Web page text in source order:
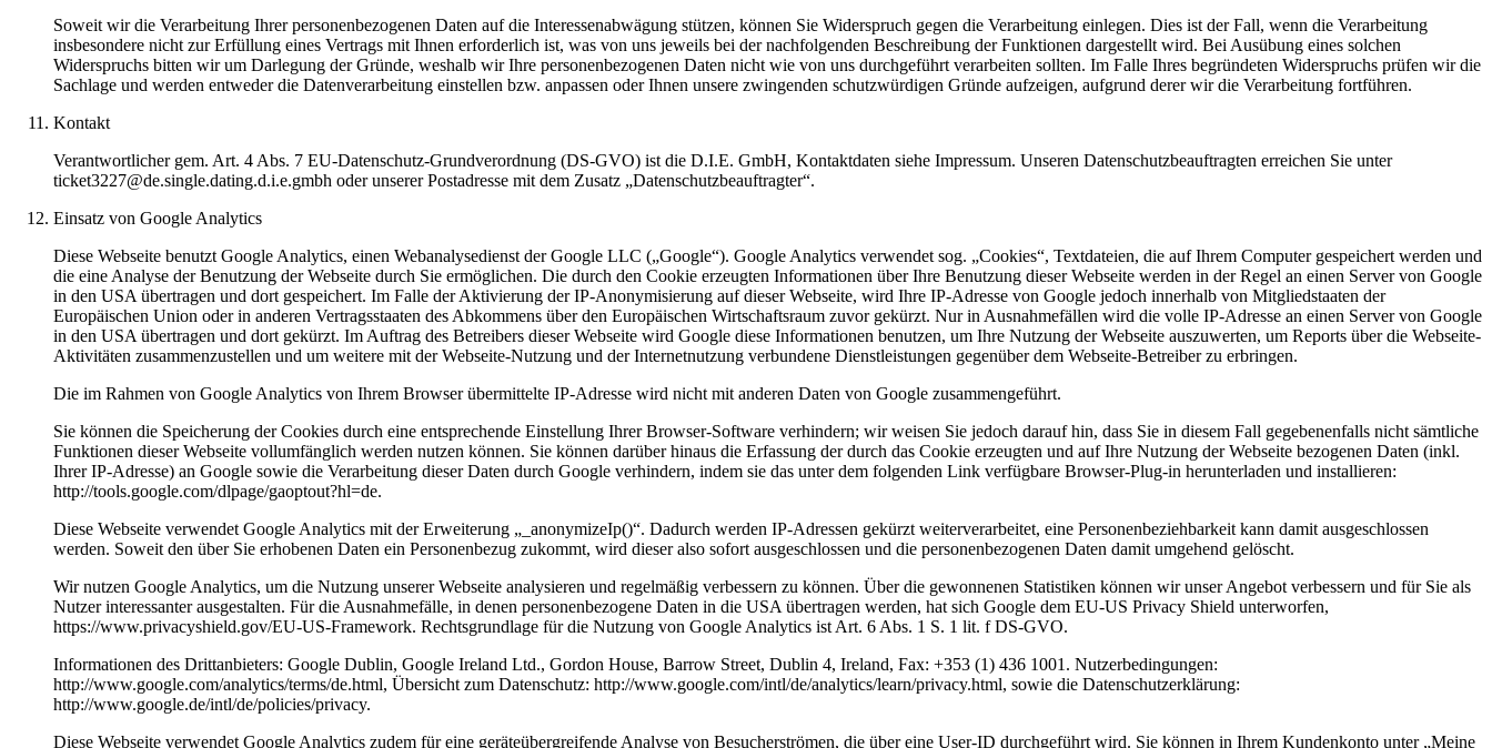
Soweit wir die Verarbeitung Ihrer personenbezogenen Daten auf die Interessenabwägung stützen, können Sie Widerspruch gegen die Verarbeitung einlegen. Dies ist der Fall, wenn die Verarbeitung
insbesondere nicht zur Erfüllung eines Vertrags mit Ihnen erforderlich ist, was von uns jeweils bei der nachfolgenden Beschreibung der Funktionen dargestellt wird. Bei Ausübung eines solchen
Widerspruchs bitten wir um Darlegung der Gründe, weshalb wir Ihre personenbezogenen Daten nicht wie von uns durchgeführt verarbeiten sollten. Im Falle Ihres begründeten Widerspruchs prüfen wir die
Sachlage und werden entweder die Datenverarbeitung einstellen bzw. anpassen oder Ihnen unsere zwingenden schutzwürdigen Gründe aufzeigen, aufgrund derer wir die Verarbeitung fortführen.
Kontakt
Verantwortlicher gem. Art. 4 Abs. 7 EU-Datenschutz-Grundverordnung (DS-GVO) ist die D.I.E. GmbH, Kontaktdaten siehe Impressum. Unseren Datenschutzbeauftragten erreichen Sie unter
ticket3227@de.single.dating.d.i.e.gmbh oder unserer Postadresse mit dem Zusatz „Datenschutzbeauftragter“.
Einsatz von Google Analytics
Diese Webseite benutzt Google Analytics, einen Webanalysedienst der Google LLC („Google“). Google Analytics verwendet sog. „Cookies“, Textdateien, die auf Ihrem Computer gespeichert werden und
die eine Analyse der Benutzung der Webseite durch Sie ermöglichen. Die durch den Cookie erzeugten Informationen über Ihre Benutzung dieser Webseite werden in der Regel an einen Server von Google
in den USA übertragen und dort gespeichert. Im Falle der Aktivierung der IP-Anonymisierung auf dieser Webseite, wird Ihre IP-Adresse von Google jedoch innerhalb von Mitgliedstaaten der
Europäischen Union oder in anderen Vertragsstaaten des Abkommens über den Europäischen Wirtschaftsraum zuvor gekürzt. Nur in Ausnahmefällen wird die volle IP-Adresse an einen Server von Google
in den USA übertragen und dort gekürzt. Im Auftrag des Betreibers dieser Webseite wird Google diese Informationen benutzen, um Ihre Nutzung der Webseite auszuwerten, um Reports über die Webseite-
Aktivitäten zusammenzustellen und um weitere mit der Webseite-Nutzung und der Internetnutzung verbundene Dienstleistungen gegenüber dem Webseite-Betreiber zu erbringen.
Die im Rahmen von Google Analytics von Ihrem Browser übermittelte IP-Adresse wird nicht mit anderen Daten von Google zusammengeführt.
Sie können die Speicherung der Cookies durch eine entsprechende Einstellung Ihrer Browser-Software verhindern; wir weisen Sie jedoch darauf hin, dass Sie in diesem Fall gegebenenfalls nicht sämtliche
Funktionen dieser Webseite vollumfänglich werden nutzen können. Sie können darüber hinaus die Erfassung der durch das Cookie erzeugten und auf Ihre Nutzung der Webseite bezogenen Daten (inkl.
Ihrer IP-Adresse) an Google sowie die Verarbeitung dieser Daten durch Google verhindern, indem sie das unter dem folgenden Link verfügbare Browser-Plug-in herunterladen und installieren:
http://tools.google.com/dlpage/gaoptout?hl=de.
Diese Webseite verwendet Google Analytics mit der Erweiterung „_anonymizeIp()“. Dadurch werden IP-Adressen gekürzt weiterverarbeitet, eine Personenbeziehbarkeit kann damit ausgeschlossen
werden. Soweit den über Sie erhobenen Daten ein Personenbezug zukommt, wird dieser also sofort ausgeschlossen und die personenbezogenen Daten damit umgehend gelöscht.
Wir nutzen Google Analytics, um die Nutzung unserer Webseite analysieren und regelmäßig verbessern zu können. Über die gewonnenen Statistiken können wir unser Angebot verbessern und für Sie als
Nutzer interessanter ausgestalten. Für die Ausnahmefälle, in denen personenbezogene Daten in die USA übertragen werden, hat sich Google dem EU-US Privacy Shield unterworfen,
https://www.privacyshield.gov/EU-US-Framework. Rechtsgrundlage für die Nutzung von Google Analytics ist Art. 6 Abs. 1 S. 1 lit. f DS-GVO.
Informationen des Drittanbieters: Google Dublin, Google Ireland Ltd., Gordon House, Barrow Street, Dublin 4, Ireland, Fax: +353 (1) 436 1001. Nutzerbedingungen:
http://www.google.com/analytics/terms/de.html, Übersicht zum Datenschutz: http://www.google.com/intl/de/analytics/learn/privacy.html, sowie die Datenschutzerklärung:
http://www.google.de/intl/de/policies/privacy.
Diese Webseite verwendet Google Analytics zudem für eine geräteübergreifende Analyse von Besucherströmen, die über eine User-ID durchgeführt wird. Sie können in Ihrem Kundenkonto unter „Meine